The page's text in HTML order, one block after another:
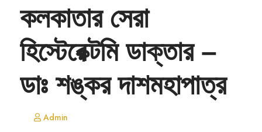
কলকাতার সেরা
হিস্টেরেক্টমি ডাক্তার –
ডাঃ শঙ্কর দাশমহাপাত্র
Admin